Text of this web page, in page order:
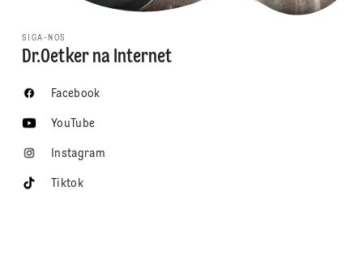
SIGA-NOS
Dr.Oetker na Internet
Facebook
YouTube
Instagram
Tiktok